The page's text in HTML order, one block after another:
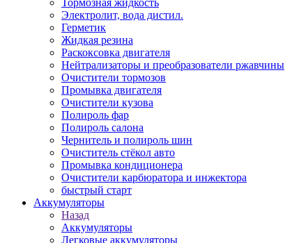
Тормозная жидкость
Электролит, вода дистил.
Герметик
Жидкая резина
Раскоксовка двигателя
Нейтрализаторы и преобразователи ржавчины
Очистители тормозов
Промывка двигателя
Очистители кузова
Полироль фар
Полироль салона
Чернитель и полироль шин
Очиститель стёкол авто
Промывка кондиционера
Очистители карбюратора и инжектора
быстрый старт
Аккумуляторы
Назад
Аккумуляторы
Легковые аккумуляторы